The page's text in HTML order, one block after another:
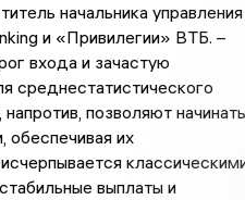
начальника управления
и «Привилегии» ВТБ. –
входа и зачастую
среднестатистического
позволяют начинать
их
выплаты и